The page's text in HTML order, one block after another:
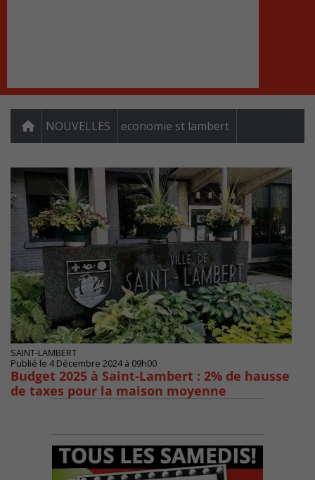
NOUVELLES economie st lambert
SAINT-LAMBERT
Publié le 4 Décembre 2024 à 09h00
Budget 2025 à Saint-Lambert : 2% de hausse
de taxes pour la maison moyenne